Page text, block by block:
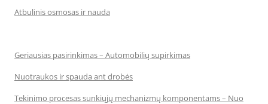
Atbulinis osmosas ir nauda
Geriausias pasirinkimas – Automobilių supirkimas
Nuotraukos ir spauda ant drobės
Tekinimo procesas sunkiųjų mechanizmų komponentams – Nuo